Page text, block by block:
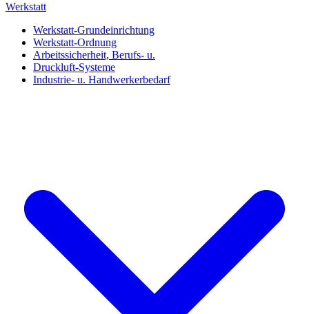
Werkstatt
Werkstatt-Grundeinrichtung
Werkstatt-Ordnung
Arbeitssicherheit, Berufs- u.
Druckluft-Systeme
Industrie- u. Handwerkerbedarf